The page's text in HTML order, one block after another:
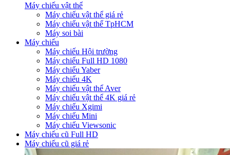
Máy chiếu vật thể
Máy chiếu vật thể giá rẻ
Máy chiếu vật thể TpHCM
Máy soi bài
Máy chiếu
Máy chiếu Hội trường
Máy chiếu Full HD 1080
Máy chiếu Yaber
Máy chiếu 4K
Máy chiếu vật thể Aver
Máy chiếu vật thể 4K giá rẻ
Máy chiếu Xgimi
Máy chiếu Mini
Máy chiếu Viewsonic
Máy chiếu cũ Full HD
Máy chiếu cũ giá rẻ